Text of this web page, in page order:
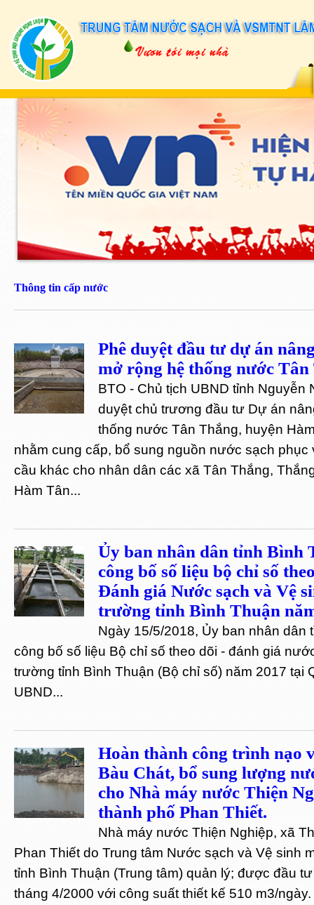
Thông tin cấp nước
Phê duyệt đầu tư dự án
mở rộng hệ thống nước Tân
BTO - Chủ tịch UBND tỉnh Nguyễn
duyệt chủ trương đầu tư Dự án
thống nước Tân Thắng, huyện
nhằm cung cấp, bổ sung nguồn nước sạch phục
cầu khác cho nhân dân các xã Tân Thắng,
Hàm Tân...
Ủy ban nhân dân tỉnh Bình
công bố số liệu bộ chỉ số
Đánh giá Nước sạch và Vệ
trường tỉnh Bình Thuận
Ngày 15/5/2018, Ủy ban nhân dân
công bố số liệu Bộ chỉ số theo dõi - đánh giá
trường tỉnh Bình Thuận (Bộ chỉ số) năm 2017 tại
UBND...
Hoàn thành công trình nạo
Bàu Chát, bổ sung lượng
cho Nhà máy nước Thiện
thành phố Phan Thiết.
Nhà máy nước Thiện Nghiệp, xã
Phan Thiết do Trung tâm Nước sạch và Vệ sinh
tỉnh Bình Thuận (Trung tâm) quản lý; được đầu
tháng 4/2000 với công suất thiết kế 510 m3/